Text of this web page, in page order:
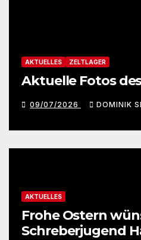
AKTUELLES ZELTLAGER
Aktuelle Fotos
09/07/2026 DOMINIK
AKTUELLES
Frohe Ostern
Schreberjugend